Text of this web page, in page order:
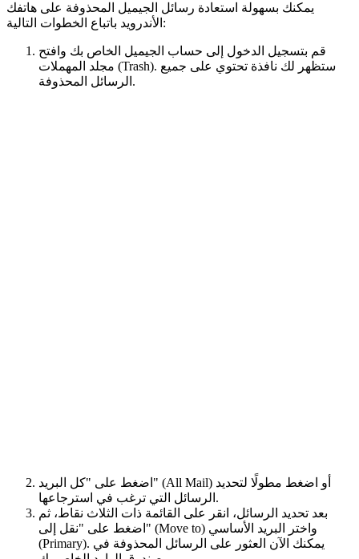
يمكنك بسهولة استعادة رسائل الجيميل المحذوفة على هاتفك
الأندرويد باتباع الخطوات التالية:
قم بتسجيل الدخول إلى حساب الجيميل الخاص بك وافتح
مجلد المهملات (Trash). ستظهر لك نافذة تحتوي على جميع
الرسائل المحذوفة.
اضغط على "كل البريد" (All Mail) أو اضغط مطولًا لتحديد
الرسائل التي ترغب في استرجاعها.
بعد تحديد الرسائل، انقر على القائمة ذات الثلاث نقاط، ثم
اضغط على "نقل إلى" (Move to) واختر البريد الأساسي
(Primary). يمكنك الآن العثور على الرسائل المحذوفة في